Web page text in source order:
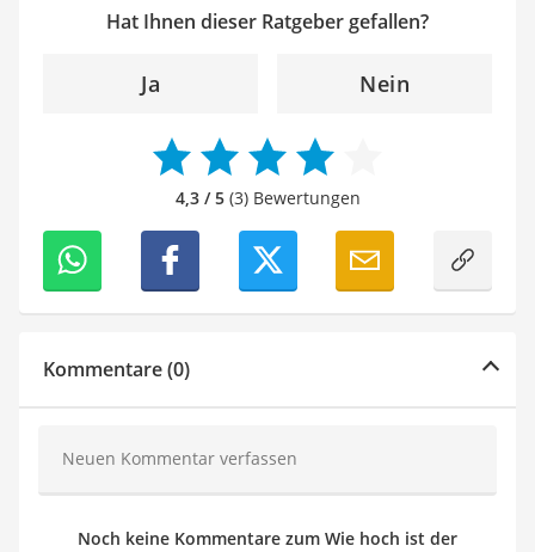
Hat Ihnen dieser Ratgeber gefallen?
Ja Nein
4,3 / 5(3) Bewertungen
Kommentare (0)
Neuen Kommentar verfassen
Noch keine Kommentare zum Wie hoch ist der